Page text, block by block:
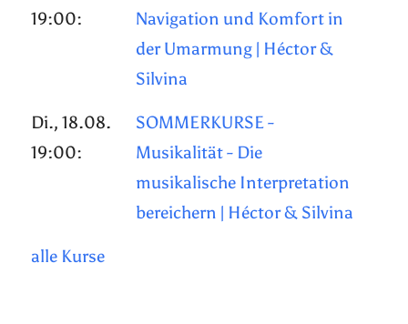
19:00:
Navigation und Komfort in
der Umarmung | Héctor &
Silvina
Di., 18.08.
19:00:
SOMMERKURSE -
Musikalität - Die
musikalische Interpretation
bereichern | Héctor & Silvina
alle Kurse